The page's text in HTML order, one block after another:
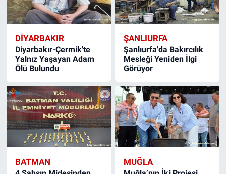
DIYARBAKIR
Diyarbakır-Çermik'te
Yalnız Yaşayan Adam
Ölü Bulundu
ŞANLIURFA
Şanlıurfa'da Bakırcılık
Mesleği Yeniden İlgi
Görüyor
BATMAN MUĞLA